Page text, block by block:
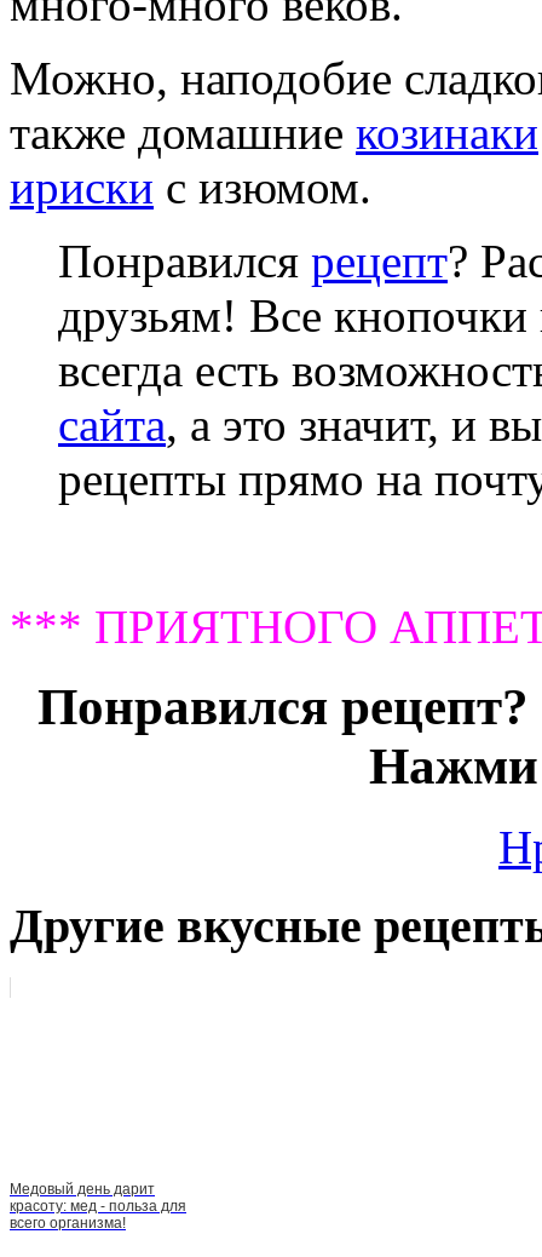
Можно, наподобие
также домашние козинаки
ириски с изюмом.
Понравился рецепт?
друзьям! Все кнопочки
всегда есть
сайта, а это значит, и
рецепты прямо на
*** ПРИЯТНОГО
Понравился
Нажми
Другие вкусные
Медовый день дарит
красоту: мед - польза для
всего организма!